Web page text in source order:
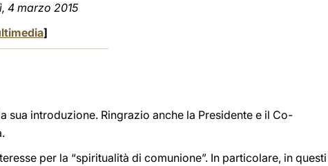
4 marzo 2015
]
introduzione. Ringrazio anche la Presidente e il Co-
per la “spiritualità di comunione”. In particolare, in questi